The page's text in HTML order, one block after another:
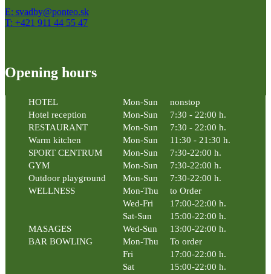
E: svadby@ponteo.sk
T: +421 911 44 55 47
Opening hours
HOTEL Mon-Sun
nonstop
Hotel reception
Mon-Sun
7:30 - 22:00 h.
RESTAURANT
Mon-Sun
7:30 - 22:00 h.
Warm kitchen
Mon-Sun
11:30 - 21:30 h.
SPORT CENTRUM
Mon-Sun
7:30-22:00 h.
GYM
Mon-Sun
7:30-22:00 h.
Outdoor playground
Mon-Sun
7:30-22:00 h.
WELLNESS
Mon-Thu
to Order
Wed-Fri
17:00-22:00 h.
Sat-Sun
15:00-22:00 h.
MASAGES
Wed-Sun
13:00-22:00 h.
BAR BOWLING
Mon-Thu
To order
Fri
17:00-22:00 h.
Sat
15:00-22:00 h.